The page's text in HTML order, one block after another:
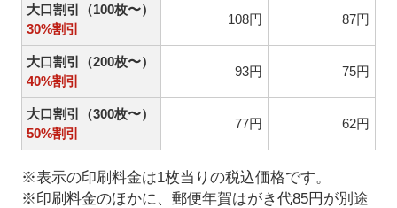
大口割引（100枚〜）
30%割引
108円 87円
大口割引（200枚〜）
40%割引
93円 75円
大口割引（300枚〜）
50%割引
77円 62円
※表示の印刷料金は1枚当りの税込価格です。
※印刷料金のほかに、郵便年賀はがき代85円が別途